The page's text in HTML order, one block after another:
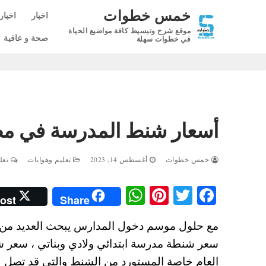
خمس خطوات
موقع شرح وتبسيط كافة مواضيع الحياة
في خطوات سهلة
اخبار
صحة و عافية
أسعار شنط المدرسة في مصر 2024 ألوان وبعجل
خمس خطوات أغسطس 14, 2023 تعليم وهوايات
Fa
ce
bo
ok
T
tte
r
Pi
er
es
W
ha
ts
A
Share
سعر شنطة مدرسة ابتدائي ولادي وبناتي ،
العام خاصة المستورد من الشنط والتي قد تصل لأكثر من 1000 جنيه